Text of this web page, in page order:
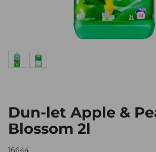
Dun-let Apple &
Blossom 2l
16644